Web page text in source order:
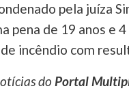
pela juíza
pena de 19 anos e
incêndio com
do Portal